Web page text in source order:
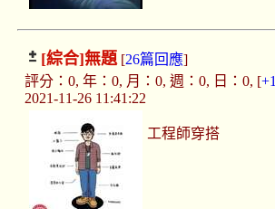
[綜合]無題[26篇回應]
評分：0, 年：0, 月：0, 週：0, 日：0, [+1
2021-11-26 11:41:22
工程師穿搭